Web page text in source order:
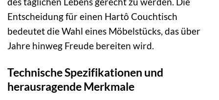
Entscheidung für einen Hartô Couchtisch
bedeutet die Wahl eines Möbelstücks, das über
Jahre hinweg Freude bereiten wird.
Technische Spezifikationen und
herausragende Merkmale